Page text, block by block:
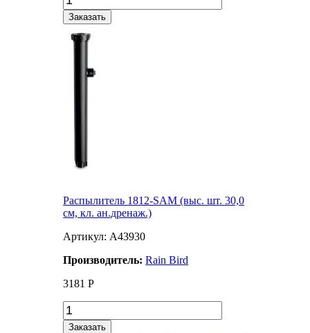
Заказать
Распылитель 1812-SAM (выс. шт. 30,0
см, кл. ан.дренаж.)
Артикул: A43930
Производитель:Rain Bird
3181 Р
Заказать